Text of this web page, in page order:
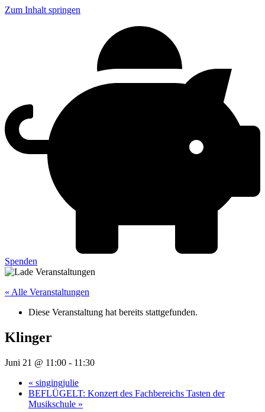
Zum Inhalt springen
Spenden
« Alle Veranstaltungen
Diese Veranstaltung hat bereits stattgefunden.
Klinger
Juni 21 @ 11:00 - 11:30
« singingjulie
BEFLÜGELT: Konzert des Fachbereichs Tasten der
Musikschule »